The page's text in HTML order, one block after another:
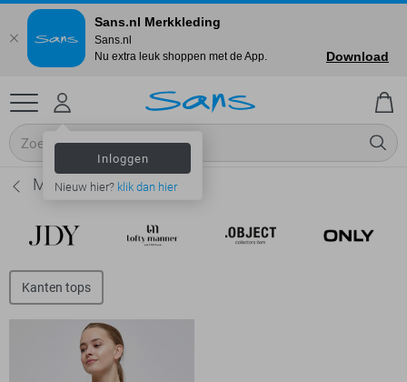
Inloggen
Nieuw hier? klik dan hier
Minus Tops - Dames
Kanten tops
Sans.nl Merkkleding
Sans.nl
Nu extra leuk shoppen met de App.
Download